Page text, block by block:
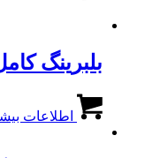
بلبرینگ
اطلاعات